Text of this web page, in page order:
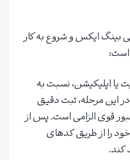
بینگ ایکس و شروع به کار
است:
یا اپلیکیشن، نسبت به
این مرحله، ثبت دقیق
قوی الزامی است. پس از
را از طریق کدهای
کند.